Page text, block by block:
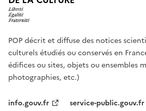
POP décrit et diffuse des notices
culturels étudiés ou conservés en
édifices ou sites, objets ou ensembles
photographies, etc.)
info.gouv.fr service-public.gouv.fr